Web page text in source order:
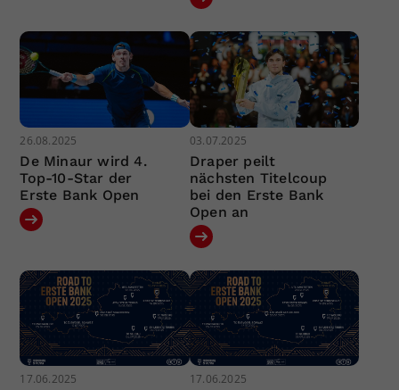
26.08.2025
De Minaur wird 4.
Top-10-Star der
Erste Bank Open
03.07.2025
Draper peilt
nächsten Titelcoup
bei den Erste Bank
Open an
17.06.2025 17.06.2025